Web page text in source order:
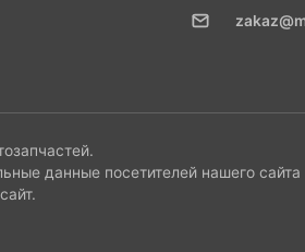
данные посетителей нашего сайта